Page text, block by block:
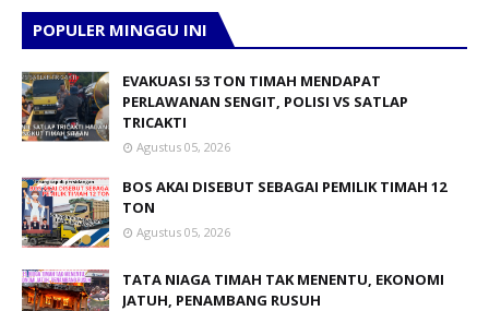
POPULER MINGGU INI
EVAKUASI 53 TON TIMAH MENDAPAT
PERLAWANAN SENGIT, POLISI VS SATLAP
TRICAKTI
Agustus 05, 2026
BOS AKAI DISEBUT SEBAGAI PEMILIK TIMAH 12
TON
Agustus 05, 2026
TATA NIAGA TIMAH TAK MENENTU, EKONOMI
JATUH, PENAMBANG RUSUH